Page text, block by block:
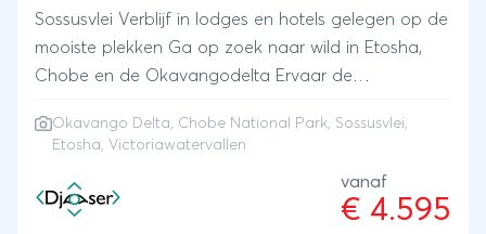
Sossusvlei Verblijf in lodges en hotels gelegen op de
mooiste plekken Ga op zoek naar wild in Etosha,
Chobe en de Okavangodelta Ervaar de
Okavango Delta, Chobe National Park, Sossusvlei,
Etosha, Victoriawatervallen
vanaf
€ 4.595